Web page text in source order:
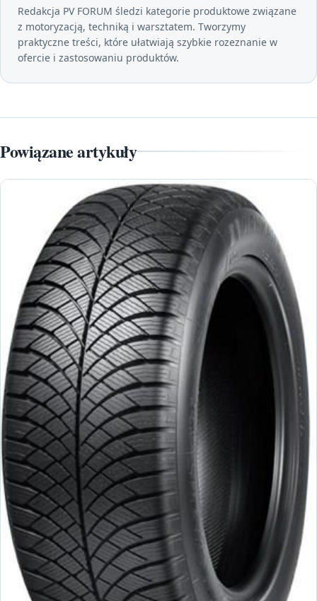
Redakcja PV FORUM śledzi kategorie produktowe związane
z motoryzacją, techniką i warsztatem. Tworzymy
praktyczne treści, które ułatwiają szybkie rozeznanie w
ofercie i zastosowaniu produktów.
Powiązane artykuły